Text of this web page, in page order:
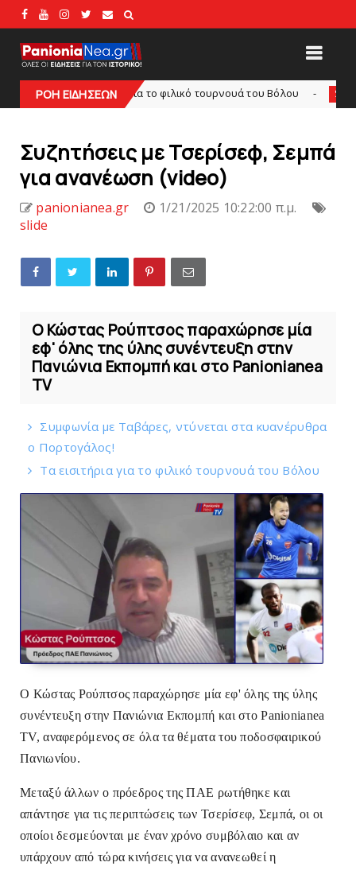
ΡΟΗ ΕΙΔΗΣΕΩΝ
για το φιλικό τουρνουά του Bόλου SUPERLEAGUE2
Συζητήσεις με Τσερίσεφ, Σεμπά
για ανανέωση (video)
panionianea.gr
1/21/2025 10:22:00 π.μ.
slide
Ο Κώστας Ρούπτσος παραχώρησε μία
εφ' όλης της ύλης συνέντευξη στην
Πανιώνια Εκπομπή και στο Panionianea
TV
Συμφωνία με Tαβάρες, ντύνεται στα κυανέρυθρα
ο Πορτογάλος!
Tα εισιτήρια για το φιλικό τουρνουά του Bόλου
Ο Κώστας Ρούπτσος παραχώρησε μία εφ' όλης της ύλης
συνέντευξη στην Πανιώνια Εκπομπή και στο Panionianea
TV, αναφερόμενος σε όλα τα θέματα του ποδοσφαιρικού
Πανιωνίου.
Μεταξύ άλλων ο πρόεδρος της ΠΑΕ ρωτήθηκε και
απάντησε για τις περιπτώσεις των Τσερίσεφ, Σεμπά, οι οι
οποίοι δεσμεύονται με έναν χρόνο συμβόλαιο και αν
υπάρχουν από τώρα κινήσεις για να ανανεωθεί η